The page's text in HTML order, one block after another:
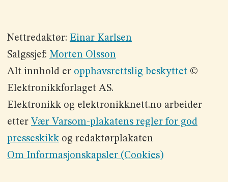
Nettredaktør: Einar Karlsen
Salgssjef: Morten Olsson
Alt innhold er opphavsrettslig beskyttet©
Elektronikkforlaget AS.
Elektronikk og elektronikknett.no arbeider
etter Vær Varsom-plakatens regler for god
presseskikkog redaktørplakaten
Om Informasjonskapsler (Cookies)